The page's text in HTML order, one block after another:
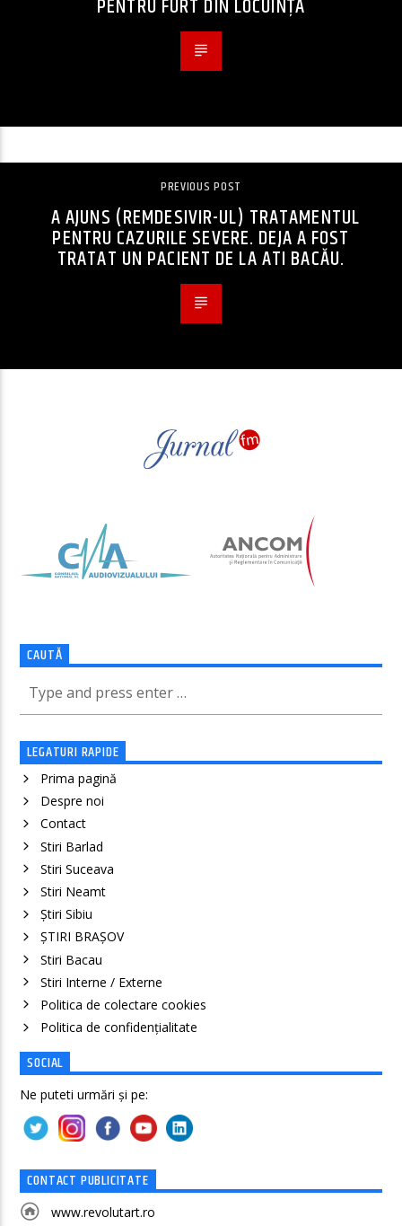
PENTRU FURT DIN LOCUINŢĂ
PREVIOUS POST
A AJUNS (REMDESIVIR-UL) TRATAMENTUL
PENTRU CAZURILE SEVERE. DEJA A FOST
TRATAT UN PACIENT DE LA ATI BACĂU.
CAUTĂ
LEGATURI RAPIDE
Prima pagină
Despre noi
Contact
Stiri Barlad
Stiri Suceava
Stiri Neamt
Știri Sibiu
ȘTIRI BRAȘOV
Stiri Bacau
Stiri Interne / Externe
Politica de colectare cookies
Politica de confidenţialitate
SOCIAL
Ne puteti urmări și pe:
CONTACT PUBLICITATE
www.revolutart.ro